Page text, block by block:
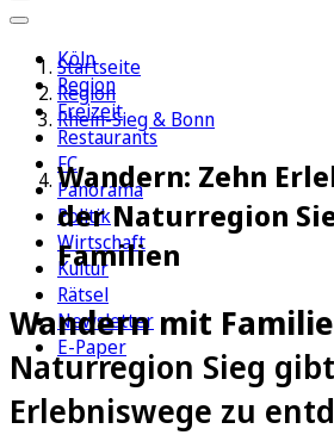
Köln
Region
Freizeit
Restaurants
FC
Panorama
Politik
Wirtschaft
Kultur
Rätsel
Newsletter
E-Paper
Startseite
Region
Rhein-Sieg & Bonn
Wandern: Zehn
der Naturregion
Familien
Wandern mit
Naturregion Sieg
Erlebniswege zu